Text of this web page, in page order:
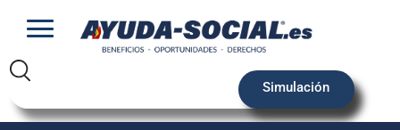
Simulación